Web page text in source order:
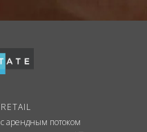
RETAIL
с арендным потоком